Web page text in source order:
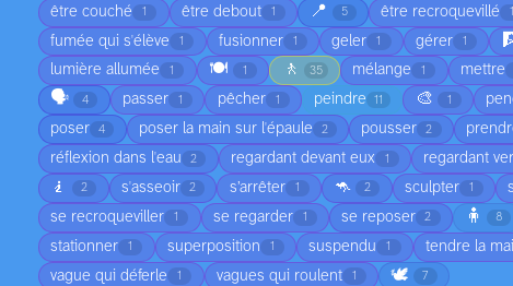
être couché 1 être debout 1 📍 5 être recroquevillé 1
fumée qui s'élève 1 fusionner 1 geler 1 gérer 1
lumière allumée 1 🍽️ 1 🚶 35 mélange 1 mettre
🗣️ 4 passer 1 pêcher 1 peindre 11 🎨 1
poser 4 poser la main sur l'épaule 2 pousser 2
réflexion dans l'eau 2 regardant devant eux 1 regardant
🧎 2 s'asseoir 2 s’arrêter 1 🦘 2 sculpter 1
se recroqueviller 1 se regarder 1 se reposer 2 🧍 8
stationner 1 superposition 1 suspendu 1 tendre la
vague qui déferle 1 vagues qui roulent 1 🕊️ 7